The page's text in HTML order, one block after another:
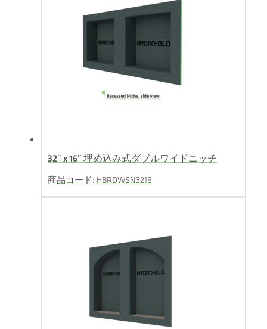
32″ x 16″ 埋め込み式ダブルワイドニッチ
商品コード: HBRDWSN3216